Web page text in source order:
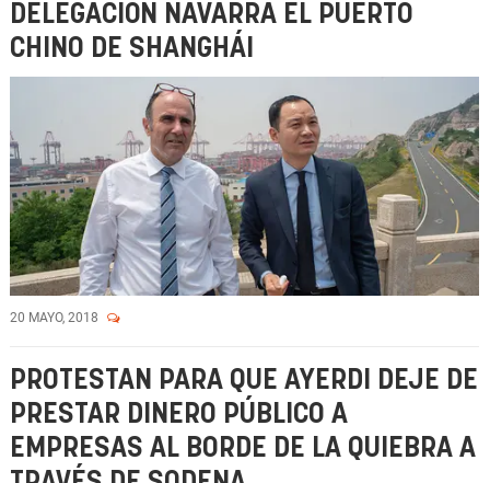
DELEGACIÓN NAVARRA EL PUERTO
CHINO DE SHANGHÁI
20 MAYO, 2018
PROTESTAN PARA QUE AYERDI DEJE DE
PRESTAR DINERO PÚBLICO A
EMPRESAS AL BORDE DE LA QUIEBRA A